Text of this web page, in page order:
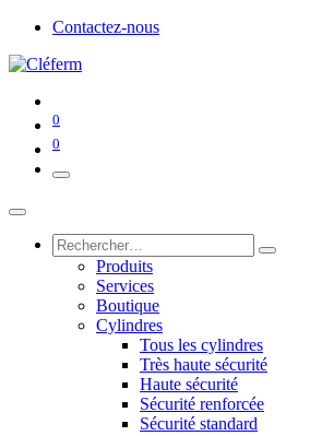
Contactez-nous
0
0
Produits
Services
Boutique
Cylindres
Tous les cylindres
Très haute sécurité
Haute sécurité
Sécurité renforcée
Sécurité standard